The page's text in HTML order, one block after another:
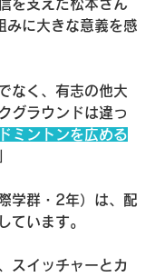
を支えた松本さん
みに大きな意義を感
なく、有志の他大
グラウンドは違っ
ミントンを広める
学群・2年）は、配
ています。
スイッチャーとカ